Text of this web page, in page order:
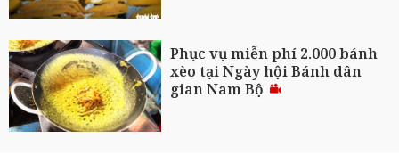
Phục vụ miễn phí 2.000 bánh
xèo tại Ngày hội Bánh dân
gian Nam Bộ